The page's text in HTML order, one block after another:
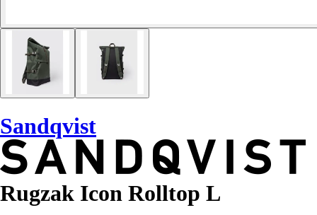
Sandqvist
Rugzak Icon Rolltop L